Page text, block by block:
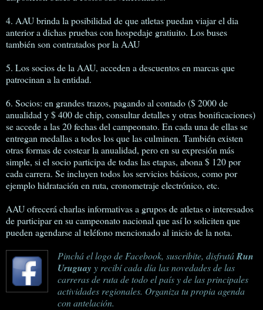
4. AAU brinda la posibilidad de que atletas puedan viajar el dia
anterior a dichas pruebas con hospedaje gratiuito. Los buses
también son contratados por la AAU
5. Los socios de la AAU, acceden a descuentos en marcas que
patrocinan a la entidad.
6. Socios: en grandes trazos, pagando al contado ($ 2000 de
anualidad y $ 400 de chip, consultar detalles y otras bonificaciones)
se accede a las 20 fechas del campeonato. En cada una de ellas se
entregan medallas a todos los que las culminen. También existen
otras formas de costear la anualidad, pero en su expresión más
simple, si el socio participa de todas las etapas, abona $ 120 por
cada carrera. Se incluyen todos los servicios básicos, como por
ejemplo hidratación en ruta, cronometraje electrónico, etc.
AAU ofrecerá charlas informativas a grupos de atletas o interesados
de participar en su campeonato nacional que así lo soliciten que
pueden agendarse al teléfono mencionado al inicio de la nota.
Pinchá el logo de Facebook, suscribite, disfrutáRun
Uruguay y recibí cada día las novedades de las
carreras de ruta de todo el país y de las principales
actividades regionales. Organiza tu propia agenda
con antelación.